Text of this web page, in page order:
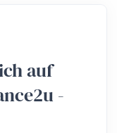
auf
-